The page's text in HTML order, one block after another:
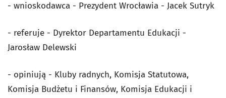
- wnioskodawca - Prezydent Wrocławia - Jacek Sutryk
- referuje - Dyrektor Departamentu Edukacji -
Jarosław Delewski
- opiniują - Kluby radnych, Komisja Statutowa,
Komisja Budżetu i Finansów, Komisja Edukacji i